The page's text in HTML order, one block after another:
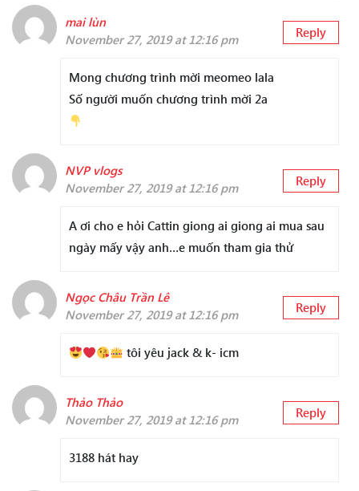
mai lùn
November 27, 2019 at 12:16 pm
Reply
Mong chương trình mời meomeo lala
Số người muốn chương trình mời 2a
NVP vlogs
November 27, 2019 at 12:16 pm
Reply
A ơi cho e hỏi Cattin giong ai giong ai mua sau
ngày mấy vậy anh…e muốn tham gia thử
Ngọc Châu Trần Lê
November 27, 2019 at 12:16 pm
Reply
tôi yêu jack & k- icm
Thảo Thảo
November 27, 2019 at 12:16 pm
Reply
3188 hát hay